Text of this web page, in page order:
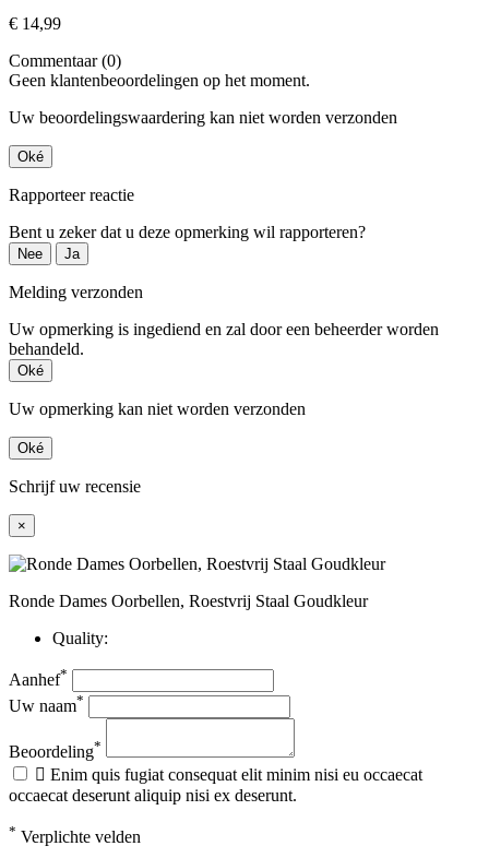
€ 14,99
Commentaar (0)
Geen klantenbeoordelingen op het moment.
Uw beoordelingswaardering kan niet worden verzonden
Oké
Rapporteer reactie
Bent u zeker dat u deze opmerking wil rapporteren?
Nee Ja
Melding verzonden
Uw opmerking is ingediend en zal door een beheerder worden
behandeld.
Oké
Uw opmerking kan niet worden verzonden
Oké
Schrijf uw recensie
×
Ronde Dames Oorbellen, Roestvrij Staal Goudkleur
Quality:
Aanhef*
Uw naam*
Beoordeling*
 Enim quis fugiat consequat elit minim nisi eu occaecat
occaecat deserunt aliquip nisi ex deserunt.
* Verplichte velden